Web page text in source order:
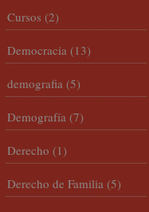
Cursos (2)
Democracia (13)
demografia (5)
Demografía (7)
Derecho (1)
Derecho de Familia (5)